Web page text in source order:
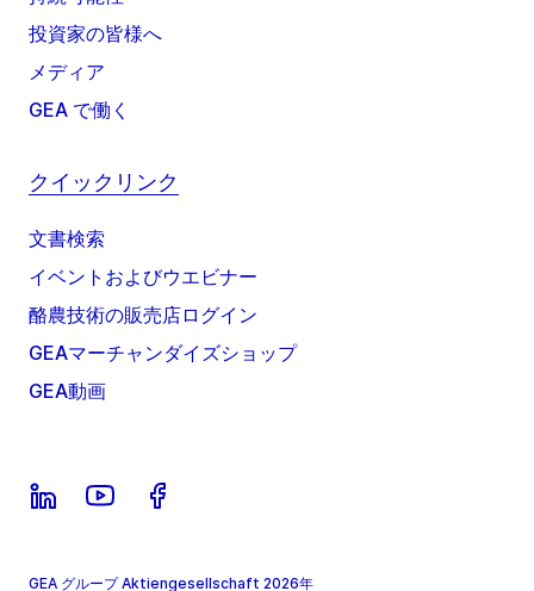
投資家の皆様へ
メディア
GEA で働く
クイックリンク
文書検索
イベントおよびウエビナー
酪農技術の販売店ログイン
GEAマーチャンダイズショップ
GEA動画
GEA グループ Aktiengesellschaft 2026年